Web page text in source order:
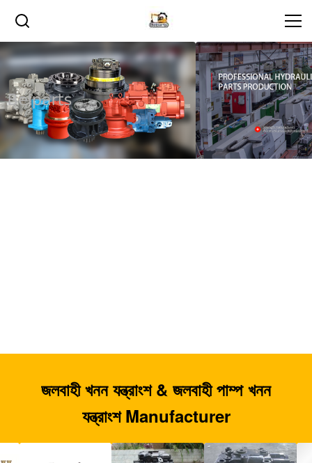
জলবাহী খনন যন্ত্রাংশ & জলবাহী পাম্প খনন
যন্ত্রাংশ Manufacturer